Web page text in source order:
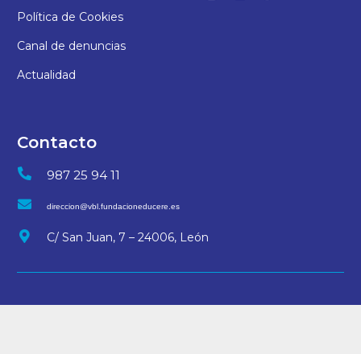
Política de Cookies
Canal de denuncias
Actualidad
Contacto
987 25 94 11
direccion@vbl.fundacioneducere.es
C/ San Juan, 7 – 24006, León